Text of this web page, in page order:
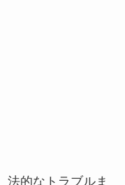
法的なトラブルま